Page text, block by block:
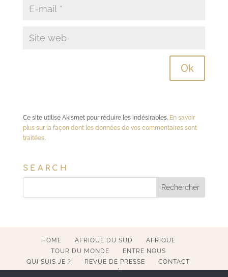
Ce site utilise Akismet pour réduire les indésirables. En savoir
plus sur la façon dont les données de vos commentaires sont
traitées.
SEARCH
HOME AFRIQUE DU SUD
AFRIQUE
TOUR DU MONDE
ENTRE NOUS
QUI SUIS JE ?
REVUE DE PRESSE
CONTACT